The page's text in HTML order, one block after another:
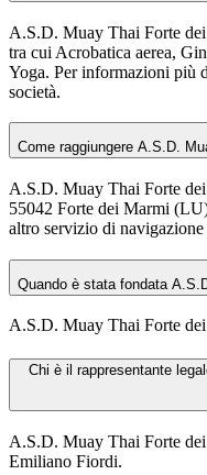
A.S.D. Muay Thai Forte
tra cui Acrobatica aerea,
Yoga. Per informazioni più
società.
Come raggiungere A.S.D.
A.S.D. Muay Thai Forte
55042 Forte dei Marmi
altro servizio di
Quando è stata fondata
A.S.D. Muay Thai Forte
Chi è il rappresentante
A.S.D. Muay Thai Forte dei
Emiliano Fiordi.